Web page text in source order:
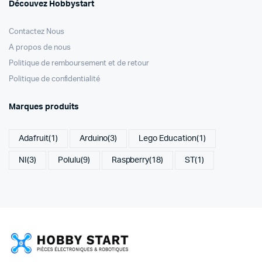
Découvez Hobbystart
Contactez Nous
A propos de nous
Politique de remboursement et de retour
Politique de confidentialité
Marques produits
Adafruit(1) Arduino(3) Lego Education(1)
NI (3) Polulu(9) Raspberry(18) ST(1)